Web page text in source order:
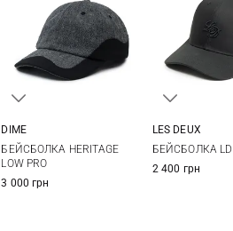
DIME
БЕЙСБОЛКА HERITAGE
LOW PRO
3 000 грн
LES DEUX
БЕЙСБОЛКА LD
2 400 грн